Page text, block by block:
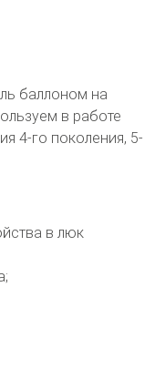
баллоном на
в работе
4-го поколения, 5-
в люк